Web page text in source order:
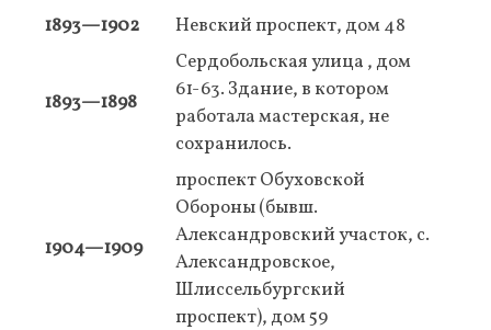
1893—1902 Невский проспект, дом 48
1893—1898
Сердобольская улица , дом
61-63. Здание, в котором
работала мастерская, не
сохранилось.
1904—1909
проспект Обуховской
Обороны (бывш.
Александровский участок, с.
Александровское,
Шлиссельбургский
проспект), дом 59